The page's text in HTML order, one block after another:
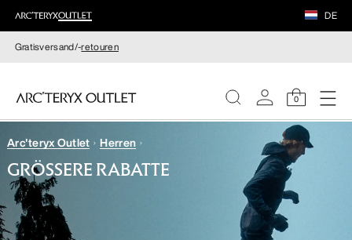
DE
Gratisversand/-retouren
0
DAMEN
HERREN
Arc'teryx Outlet Herren
GRÖSSERE RABATTE